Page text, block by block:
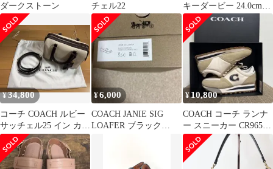
ダークストーン
チェル22
キーダービー 24.0cm
US7C
¥34,800
コーチ COACH ルビー
サッチェル25 イン カラ
ーブロック
¥6,000
COACH JANIE SIG
LOAFER ブラック
¥10,800
COACH コーチ ランナ
ー スニーカー CR965
約24.5cm